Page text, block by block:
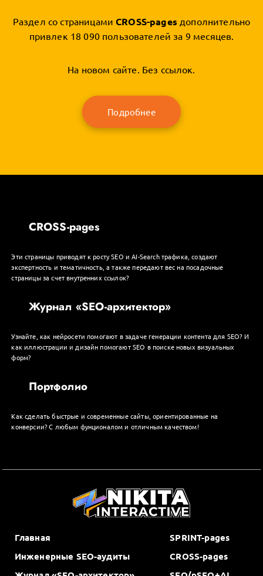
Раздел со страницамиCROSS-pages дополнительно
привлек 18 090 пользователей за 9 месяцев.
На новом сайте. Без ссылок.
Подробнее
CROSS-pages
Эти страницы приводят к росту SEO и AI-Search трафика, создают
экспертность и тематичность, а также передают вес на посадочные
страницы за счет внутренних ссылок?
Журнал «SEO-архитектор»
Узнайте, как нейросети помогают в задаче генерации контента для SEO? И
как иллюстрации и дизайн помогают SEO в поиске новых визуальных
форм?
Портфолио
Как сделать быстрые и современные сайты, ориентированные на
конверсии? С любым фунционалом и отличным качеством!
Главная
Инженерные SEO-аудиты
SPRINT-pages
CROSS-pages